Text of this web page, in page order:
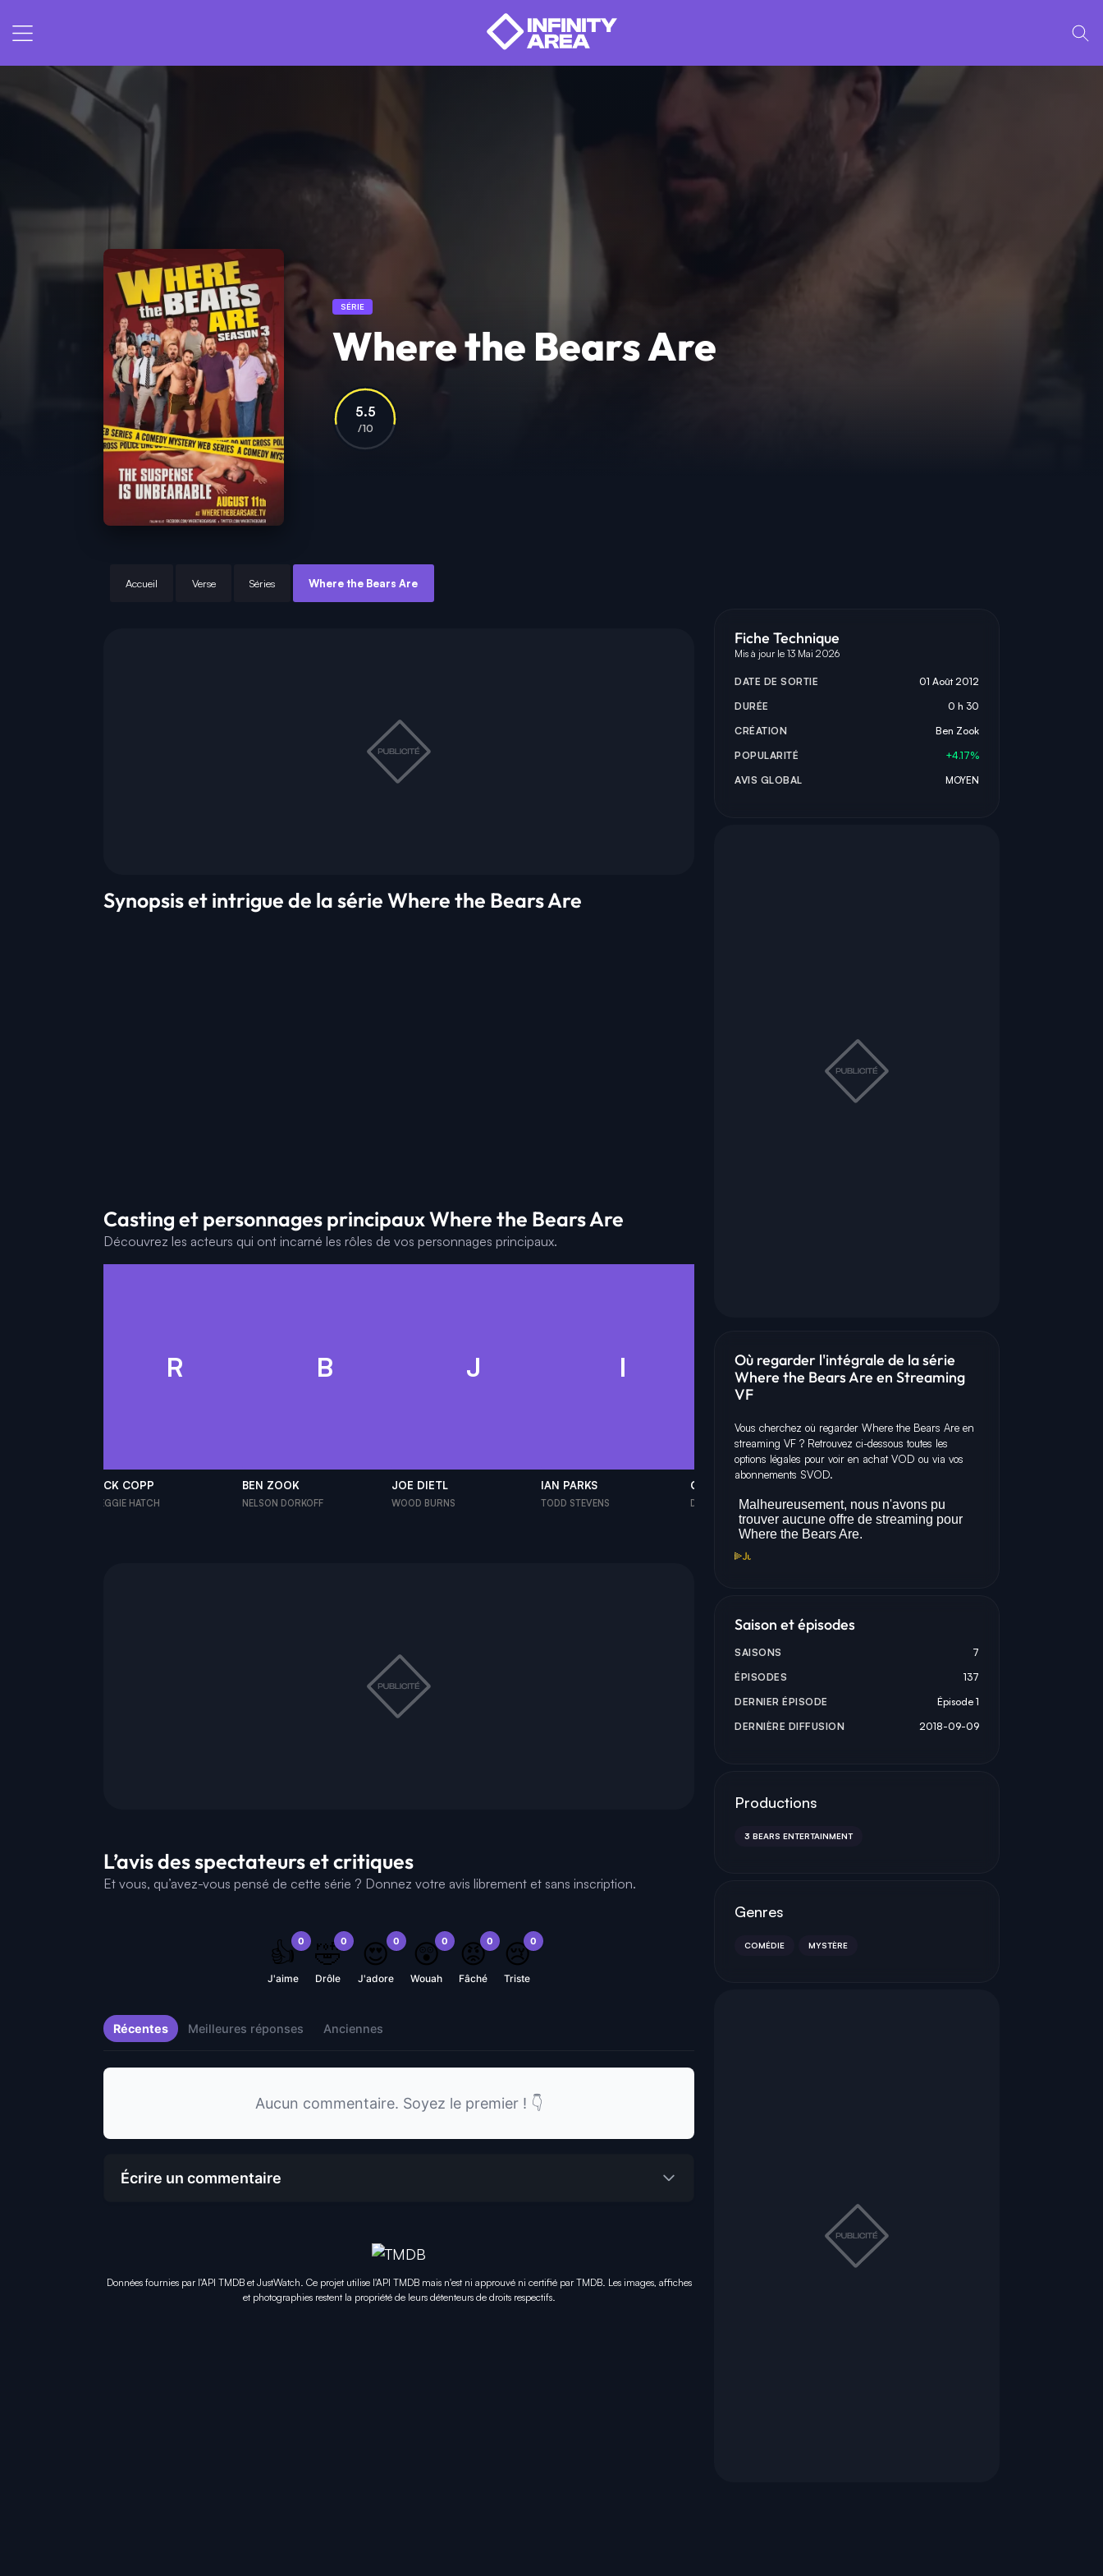
SÉRIE
Where the Bears Are
5.5
/10
Accueil Verse Séries Where the Bears Are
Synopsis et intrigue de la série Where the Bears Are
Casting et personnages principaux Where the Bears Are
Découvrez les acteurs qui ont incarné les rôles de vos personnages principaux.
R
RICK COPP
REGGIE HATCH
B
BEN ZOOK
NELSON DORKOFF
J
JOE DIETL
WOOD BURNS
I
IAN PARKS
TODD STEVENS
C
CHAD SANDERS
DETECTIVE WINTERS
G
DETECTIVE MARTINEZ
L’avis des spectateurs et critiques
Et vous, qu’avez-vous pensé de cette série ? Donnez votre avis librement et sans inscription.
0
👍
J'aime
0
🤣
Drôle
0
😍
J'adore
0
😲
Wouah
0
😡
Fâché
0
😢
Triste
Récentes Meilleures réponses Anciennes
Aucun commentaire. Soyez le premier ! 👇
Écrire un commentaire
Données fournies par l'API TMDB et JustWatch. Ce projet utilise l'API TMDB mais n'est ni approuvé ni certifié par TMDB. Les images, affiches
et photographies restent la propriété de leurs détenteurs de droits respectifs.
Fiche Technique
Mis à jour le 13 Mai 2026
DATE DE SORTIE
01 Août 2012
DURÉE
0 h 30
CRÉATION
Ben Zook
POPULARITÉ
+4.17%
AVIS GLOBAL
MOYEN
Où regarder l'intégrale de la série
Where the Bears Are en Streaming
VF
Vous cherchez où regarder Where the Bears Are en
streaming VF ? Retrouvez ci-dessous toutes les
options légales pour voir en achat VOD ou via vos
abonnements SVOD.
Saison et épisodes
SAISONS
7
ÉPISODES
137
DERNIER ÉPISODE
Épisode 1
DERNIÈRE DIFFUSION
2018-09-09
Productions
3 BEARS ENTERTAINMENT
Genres
COMÉDIE MYSTÈRE